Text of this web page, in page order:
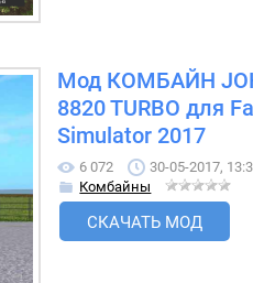
Мод КОМБАЙН
8820 TURBO для
Simulator 2017
6 072
30-05-2017,
Комбайны
СКАЧАТЬ МОД